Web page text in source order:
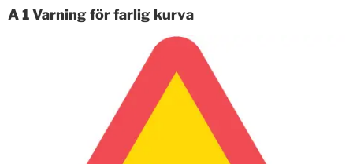
A 1 Varning för farlig kurva